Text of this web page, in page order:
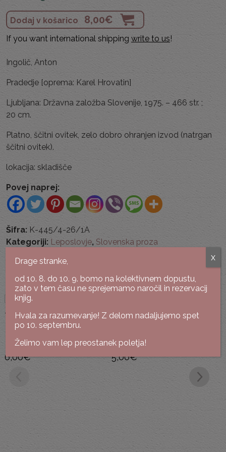
Dodaj v košarico 8,00€
If you want international shipping write to us!
Ingolič, Anton
Pradedje [oprema: Karel Hrovatin]
Ljubljana: Državna založba Slovenije, 1975. – 466 str. ;
20 cm.
Platno, ščitni ovitek, zelo dobro ohranjen izvod (natrgan
ščitni ovitek).
lokacija: skladišče
Povej naprej:
Šifra: K-445/4-26/1A
Kategoriji: Leposlovje, Slovenska proza
Podobne knjige
Hajka
6,00€
Stanja
5,00€
Drage stranke,
od 10. 8. do 10. 9. bomo na kolektivnem dopustu,
zato v tem času ne sprejemamo naročil in rezervacij
knjig.
Hvala za razumevanje! Z delom nadaljujemo spet
po 10. septembru.
Želimo vam lep preostanek poletja!
x